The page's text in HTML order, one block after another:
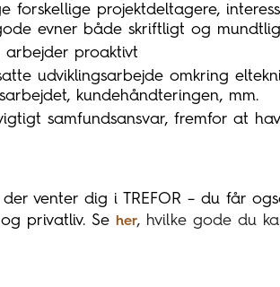
forskellige projektdeltagere,
evner både skriftligt og
proaktivt
udviklingsarbejde omkring
kundehåndteringen, mm.
samfundsansvar, fremfor at
venter dig i TREFOR – du får
privatliv. Se her, hvilke gode du